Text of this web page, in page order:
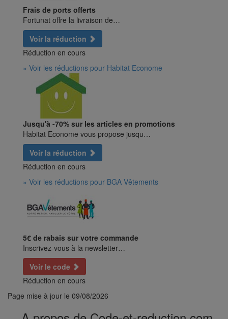
Frais de ports offerts
Fortunat offre la livraison de…
Voir la réduction
Réduction en cours
» Voir les réductions pour Habitat Econome
Jusqu'à -70% sur les articles en promotions
Habitat Econome vous propose jusqu…
Voir la réduction
Réduction en cours
» Voir les réductions pour BGA Vêtements
5€ de rabais sur votre commande
Inscrivez-vous à la newsletter…
Voir le code
Réduction en cours
Page mise à jour le 09/08/2026